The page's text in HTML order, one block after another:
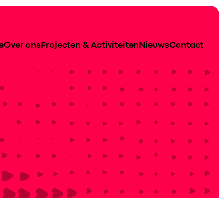
Over ons Projecten & Activiteiten NieuwsContact